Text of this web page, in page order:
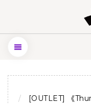
[OUTLET] 《